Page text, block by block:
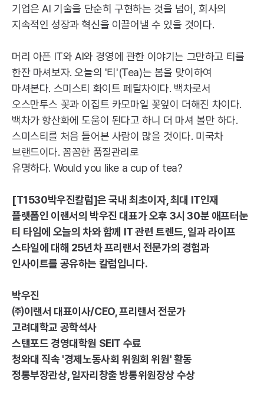
기업은AI 기술을 단순히 구현하는 것을 넘어, 회사의
지속적인 성장과 혁신을 이끌어낼 수 있을 것이다.
머리 아픈 IT와AI와 경영에 관한 이야기는 그만하고 티를
한잔 마셔보자. 오늘의 '티'(Tea)는 봄을 맞이하여
마셔본다. 스미스티 화이트 페탈차이다. 백차로서
오스만투스 꽃과 이집트 카모마일 꽃잎이 더해진 차이다.
백차가 항산화에 도움이 된다고 하니 더 마셔 볼만 하다.
스미스티를 처음 들어본 사람이 많을 것이다. 미국차
브랜드이다. 꼼꼼한 품질관리로
유명하다. Would you like a cup of tea?
[T1530박우진칼럼]은 국내 최초이자, 최대 IT인재
플랫폼인 이랜서의 박우진 대표가 오후 3시 30분 애프터눈
티 타임에 오늘의 차와 함께 IT관련 트렌드, 일과 라이프
스타일에 대해 25년차 프리랜서 전문가의 경험과
인사이트를 공유하는 칼럼입니다.
박우진
㈜이랜서 대표이사/CEO, 프리랜서 전문가
고려대학교 공학석사
스탠포드 경영대학원 SEIT 수료
청와대 직속 '경제노동사회 위원회 위원' 활동
정통부장관상, 일자리창출 방통위원장상 수상